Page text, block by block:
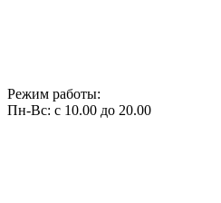
Режим работы:
Пн-Вс: с 10.00 до 20.00